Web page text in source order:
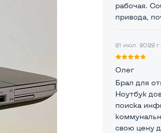
рабочая.
привода,
21 июл. 2022 г.
Олег
Брал для
Ноутбук
поиска
свою цену